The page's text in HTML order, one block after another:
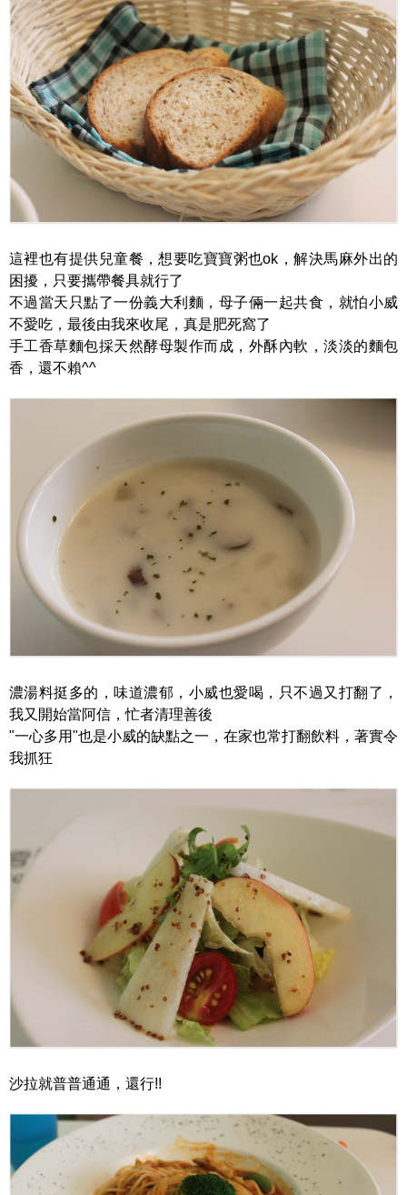
這裡也有提供兒童餐，想要吃寶寶粥也ok，解決馬麻外出的
困擾，只要攜帶餐具就行了
不過當天只點了一份義大利麵，母子倆一起共食，就怕小威
不愛吃，最後由我來收尾，真是肥死窩了
手工香草麵包採天然酵母製作而成，外酥內軟，淡淡的麵包
香，還不賴^^
濃湯料挺多的，味道濃郁，小威也愛喝，只不過又打翻了，
我又開始當阿信，忙者清理善後
"一心多用"也是小威的缺點之一，在家也常打翻飲料，著實令
我抓狂
沙拉就普普通通，還行!!